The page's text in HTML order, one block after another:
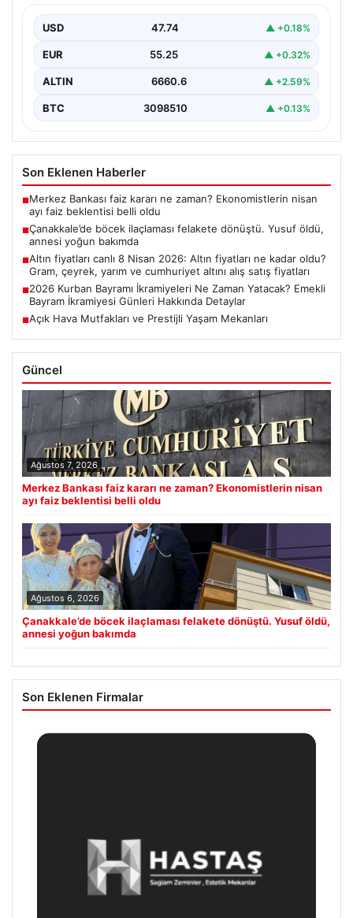
USD 47.74 ▲ +0.18%
EUR 55.25 ▲ +0.32%
ALTIN 6660.6 ▲ +2.59%
BTC 3098510 ▲ +0.13%
Son Eklenen Haberler
■Merkez Bankası faiz kararı ne zaman? Ekonomistlerin nisan
ayı faiz beklentisi belli oldu
■Çanakkale’de böcek ilaçlaması felakete dönüştü. Yusuf öldü,
annesi yoğun bakımda
■Altın fiyatları canlı 8 Nisan 2026: Altın fiyatları ne kadar oldu?
Gram, çeyrek, yarım ve cumhuriyet altını alış satış fiyatları
■2026 Kurban Bayramı İkramiyeleri Ne Zaman Yatacak? Emekli
Bayram İkramiyesi Günleri Hakkında Detaylar
■Açık Hava Mutfakları ve Prestijli Yaşam Mekanları
Güncel
Ağustos 7, 2026
Merkez Bankası faiz kararı ne zaman? Ekonomistlerin nisan
ayı faiz beklentisi belli oldu
Ağustos 6, 2026
Çanakkale’de böcek ilaçlaması felakete dönüştü. Yusuf öldü,
annesi yoğun bakımda
Son Eklenen Firmalar